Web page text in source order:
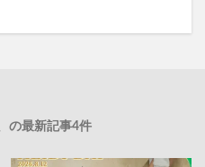
の最新記事4件